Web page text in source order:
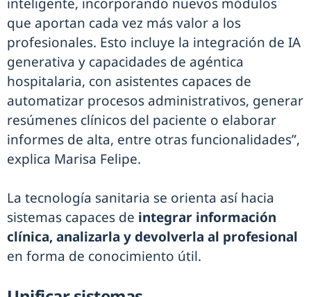
inteligente, incorporando nuevos módulos
que aportan cada vez más valor a los
profesionales. Esto incluye la integración de IA
generativa y capacidades de agéntica
hospitalaria, con asistentes capaces de
automatizar procesos administrativos, generar
resúmenes clínicos del paciente o elaborar
informes de alta, entre otras funcionalidades”,
explica Marisa Felipe.
La tecnología sanitaria se orienta así hacia
sistemas capaces de integrar información
clínica, analizarla y devolverla al profesional
en forma de conocimiento útil.